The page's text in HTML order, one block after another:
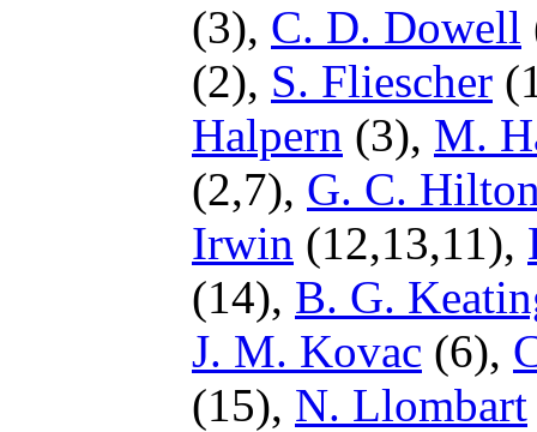
(3), C. D. Dowell
(2), S. Fliescher
Halpern (3), M.
(2,7), G. C.
Irwin (12,13,11),
(14), B. G.
J. M. Kovac (6),
(15), N. Llombart